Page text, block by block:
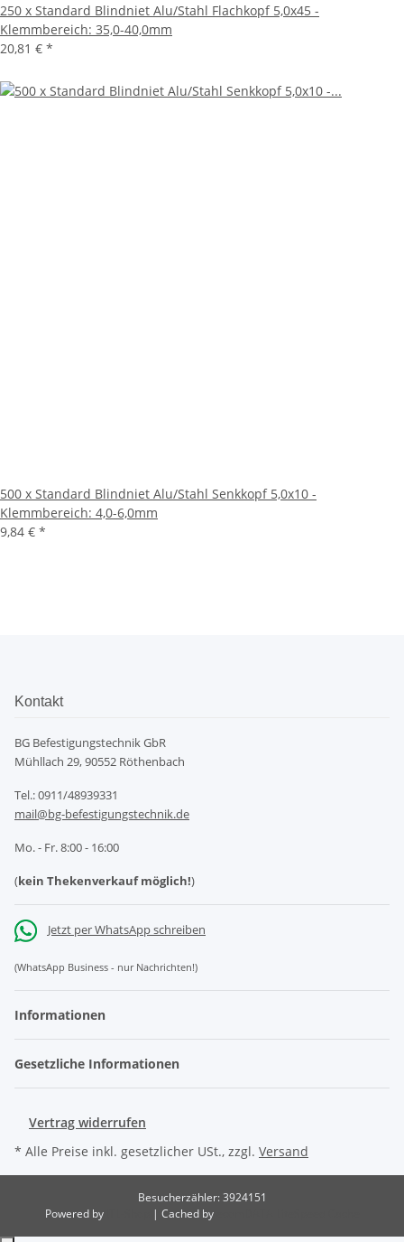
250 x Standard Blindniet Alu/Stahl Flachkopf 5,0x45 -
Klemmbereich: 35,0-40,0mm
20,81 € *
500 x Standard Blindniet Alu/Stahl Senkkopf 5,0x10 -
Klemmbereich: 4,0-6,0mm
9,84 € *
Kontakt
BG Befestigungstechnik GbR
Mühllach 29, 90552 Röthenbach
Tel.: 0911/48939331
mail@bg-befestigungstechnik.de
Mo. - Fr. 8:00 - 16:00
(kein Thekenverkauf möglich!)
Jetzt per WhatsApp schreiben
(WhatsApp Business - nur Nachrichten!)
Informationen
Gesetzliche Informationen
Vertrag widerrufen
* Alle Preise inkl. gesetzlicher USt., zzgl. Versand
Besucherzähler: 3924151
Powered by
| Cached by